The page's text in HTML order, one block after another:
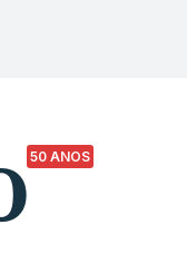
50 ANOS